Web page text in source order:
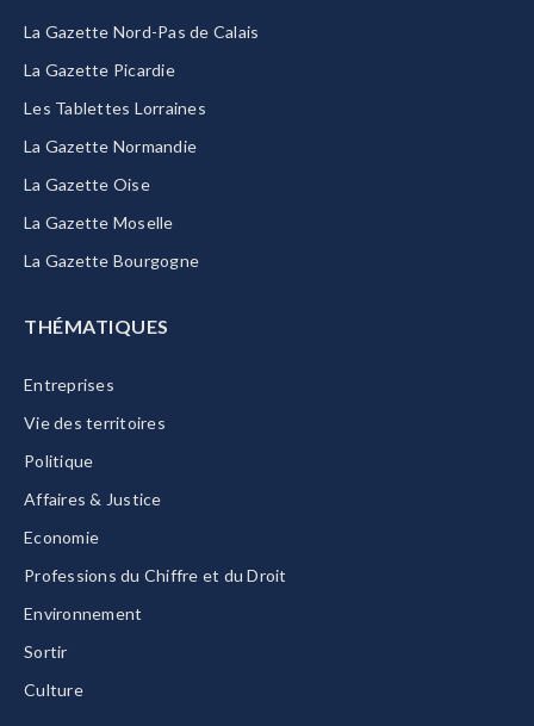
La Gazette Nord-Pas de Calais
La Gazette Picardie
Les Tablettes Lorraines
La Gazette Normandie
La Gazette Oise
La Gazette Moselle
La Gazette Bourgogne
THÉMATIQUES
Entreprises
Vie des territoires
Politique
Affaires & Justice
Economie
Professions du Chiffre et du Droit
Environnement
Sortir
Culture